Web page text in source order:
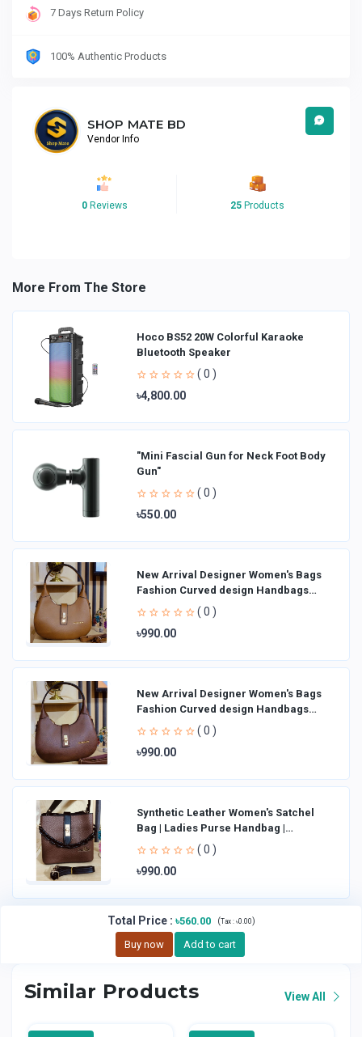
7 Days Return Policy
100% Authentic Products
SHOP MATE BD
Vendor Info
0 Reviews 25 Products
More From The Store
Hoco BS52 20W Colorful Karaoke
Bluetooth Speaker
( 0 )
৳4,800.00
"Mini Fascial Gun for Neck Foot Body
Gun"
( 0 )
৳550.00
New Arrival Designer Women′s Bags
Fashion Curved design Handbags
Shoulder Bag La
( 0 )
৳990.00
New Arrival Designer Women′s Bags
Fashion Curved design Handbags
Shoulder Bag La
( 0 )
৳990.00
Synthetic Leather Women's Satchel
Bag | Ladies Purse Handbag |
Handheld Bag | Sl
( 0 )
৳990.00
Total Price: ৳560.00 (Tax : ৳0.00)
Buy now Add to cart
Similar Products View All